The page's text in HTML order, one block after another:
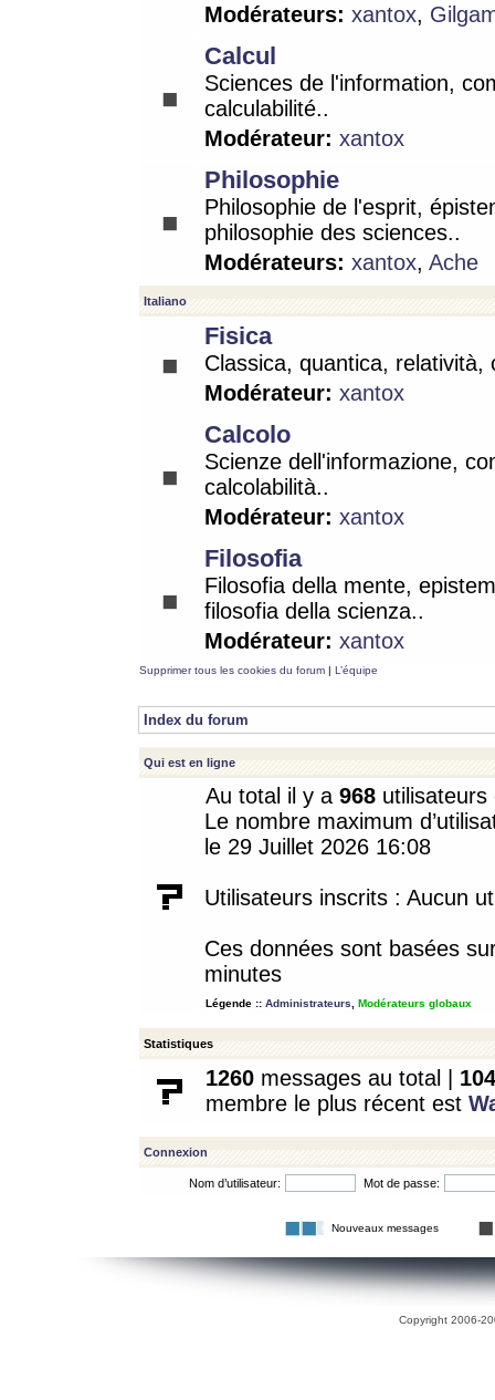
Modérateurs: xantox,
Calcul
Sciences de l'information,
calculabilité..
Modérateur: xantox
Philosophie
Philosophie de l'esprit,
philosophie des sciences..
Modérateurs: xantox, Ache
Italiano
Fisica
Classica, quantica, relatività,
Modérateur: xantox
Calcolo
Scienze dell'informazione,
calcolabilità..
Modérateur: xantox
Filosofia
Filosofia della mente,
filosofia della scienza..
Modérateur: xantox
Supprimer tous les cookies du forum | L’équipe
Index du forum
Qui est en ligne
Au total il y a 968
Le nombre maximum
le 29 Juillet 2026 16:08
Utilisateurs inscrits : Aucun
Ces données sont basées
minutes
Légende :: Administrateurs Modérateurs globaux
Statistiques
1260 messages au total | 104
membre le plus récent est
Connexion
Nom d’utilisateur: Mot de passe:
Nouveaux messages
Copyright 2006-